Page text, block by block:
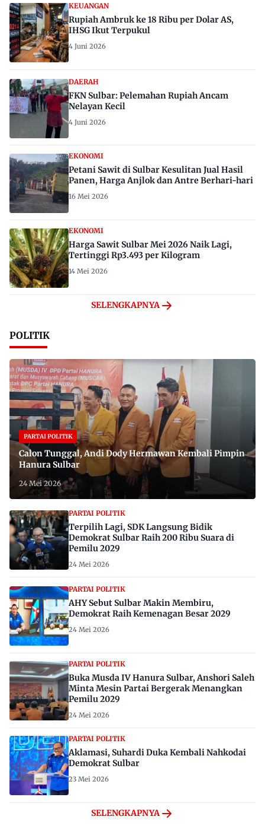
KEUANGAN
Rupiah Ambruk ke 18 Ribu per Dolar AS,
IHSG Ikut Terpukul
4 Juni 2026
DAERAH
FKN Sulbar: Pelemahan Rupiah Ancam
Nelayan Kecil
4 Juni 2026
EKONOMI
Petani Sawit di Sulbar Kesulitan Jual Hasil
Panen, Harga Anjlok dan Antre Berhari-hari
16 Mei 2026
EKONOMI
Harga Sawit Sulbar Mei 2026 Naik Lagi,
Tertinggi Rp3.493 per Kilogram
14 Mei 2026
SELENGKAPNYA
POLITIK
PARTAI POLITIK
Calon Tunggal, Andi Dody Hermawan Kembali Pimpin
Hanura Sulbar
24 Mei 2026
PARTAI POLITIK
Terpilih Lagi, SDK Langsung Bidik
Demokrat Sulbar Raih 200 Ribu Suara di
Pemilu 2029
24 Mei 2026
PARTAI POLITIK
AHY Sebut Sulbar Makin Membiru,
Demokrat Raih Kemenagan Besar 2029
24 Mei 2026
PARTAI POLITIK
Buka Musda IV Hanura Sulbar, Anshori Saleh
Minta Mesin Partai Bergerak Menangkan
Pemilu 2029
24 Mei 2026
PARTAI POLITIK
Aklamasi, Suhardi Duka Kembali Nahkodai
Demokrat Sulbar
23 Mei 2026
SELENGKAPNYA